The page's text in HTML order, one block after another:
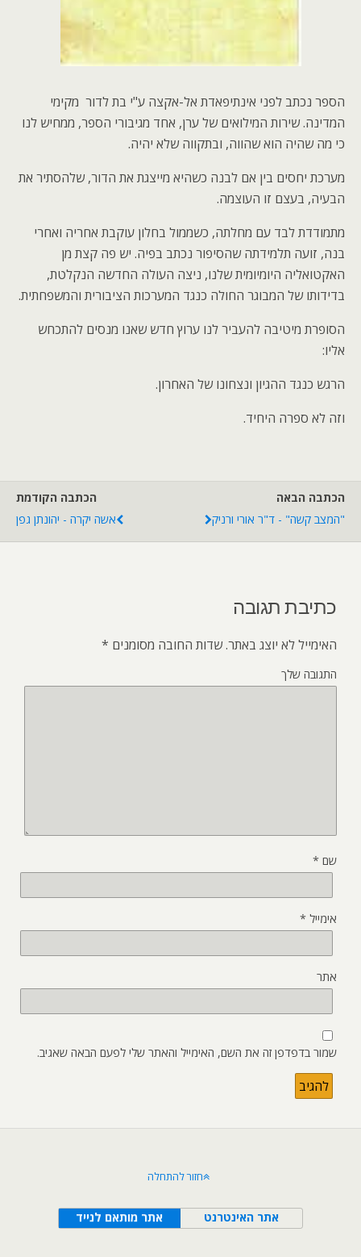
הספר נכתב לפני אינתיפאדת אל-אקצה ע"י בת לדור מקימי
המדינה. שירות המילואים של ערן, אחד מגיבורי הספר, ממחיש לנו
כי מה שהיה הוא שהווה, ובתקווה שלא יהיה.
מערכת יחסים בין אם לבנה כשהיא מייצגת את הדור, שלהסתיר את
הבעיה, בעצם זו העוצמה.
מתמודדת לבד עם מחלתה, כשממול בחלון עוקבת אחריה ואחרי
בנה, זועה תלמידתה שהסיפור נכתב בפיה. יש פה קצת מן
האקטואליה היומיומית שלנו, ניצה העולה החדשה הנקלטת,
בדידותו של המבוגר החולה כנגד המערכות הציבורית והמשפחתית.
הסופרת מיטיבה להעביר לנו ערוץ חדש שאנו מנסים להתכחש
אליו:
הרגש כנגד ההגיון ונצחונו של האחרון.
וזה לא ספרה היחיד.
הכתבה הקודמת
אשה יקרה - יהונתן גפן
הכתבה הבאה
"המצב קשה" - ד"ר אורי ורניק
כתיבת תגובה
האימייל לא יוצג באתר.שדות החובה מסומנים *
התגובה שלך
שם *
אימייל *
אתר
שמור בדפדפן זה את השם, האימייל והאתר שלי לפעם הבאה שאגיב.
חזור להתחלה
אתר מותאם לנייד אתר האינטרנט